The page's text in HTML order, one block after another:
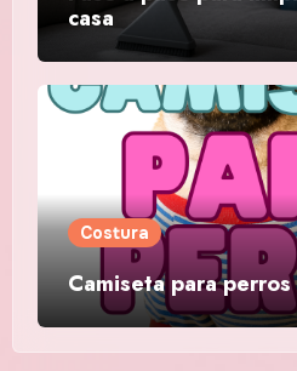
casa
Costura
Camiseta para perros